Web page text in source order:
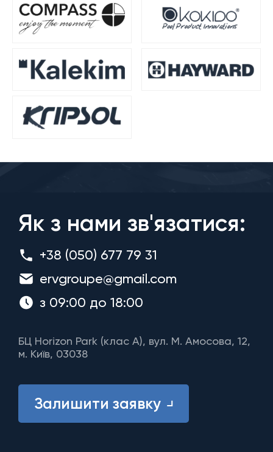
Як з нами зв'язатися:
+38 (050) 677 79 31
ervgroupe@gmail.com
з 09:00 до 18:00
БЦ Horizon Park (клас A), вул. М. Амосова, 12,
м. Київ, 03038
Залишити заявку